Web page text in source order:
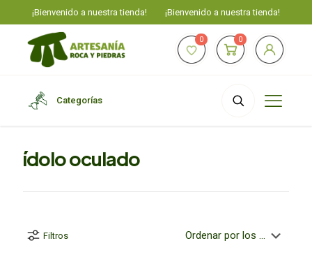
¡Bienvenido a nuestra tienda! ¡Bienvenido a nuestra tienda!
0 0
Categorías
ídolo oculado
Filtros